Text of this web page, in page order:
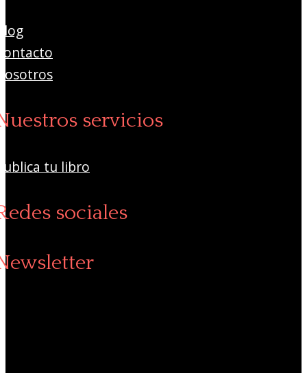
servicios
tu libro
sociales